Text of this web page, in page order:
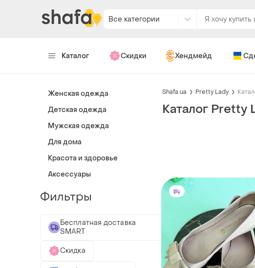
Все категории
Каталог Скидки Хендмейд
Shafa.ua Pretty Lady
Каталог Pretty
Женская одежда
Детская одежда
Мужская одежда
Для дома
Красота и здоровье
Аксессуары
Фильтры
Бесплатная доставка
SMART
Скидка